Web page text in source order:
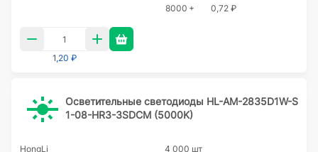
8000 +
0,72 ₽
1,20 ₽
Осветительные светодиоды HL-AM-2835D1W-S
1-08-HR3-3SDCM (5000K)
HongLi 4 000 шт